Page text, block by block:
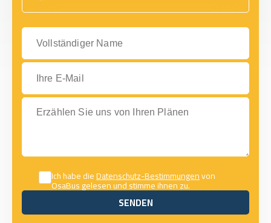
Vollständiger Name
Ihre E-Mail
Erzählen Sie uns von Ihren Plänen
Ich habe dieDatenschutz-Bestimmungenvon
OsaBus gelesen und stimme ihnen zu.
SENDEN
SENDEN